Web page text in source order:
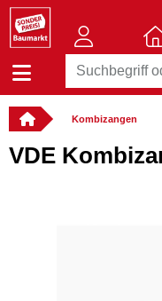
Kombizangen
VDE